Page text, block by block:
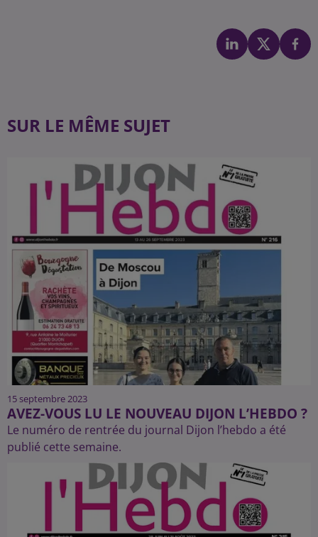
SUR LE MÊME SUJET
15 septembre 2023
AVEZ-VOUS LU LE NOUVEAU DIJON L’HEBDO ?
Le numéro de rentrée du journal Dijon l’hebdo a été
publié cette semaine.